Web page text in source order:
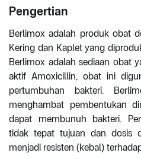
Pengertian
Berlimox adalah produk obat
Kering dan Kaplet yang
Berlimox adalah sediaan obat
aktif Amoxicillin, obat ini
pertumbuhan bakteri.
menghambat pembentukan
dapat membunuh bakteri.
tidak tepat tujuan dan dosis
menjadi resisten (kebal)